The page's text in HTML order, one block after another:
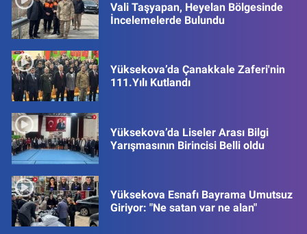
Vali Taşyapan, Heyelan Bölgesinde
İncelemelerde Bulundu
Yüksekova’da Çanakkale Zaferi'nin
111.Yılı Kutlandı
Yüksekova’da Liseler Arası Bilgi
Yarışmasının Birincisi Belli oldu
Yüksekova Esnafı Bayrama Umutsuz
Giriyor: "Ne satan var ne alan"